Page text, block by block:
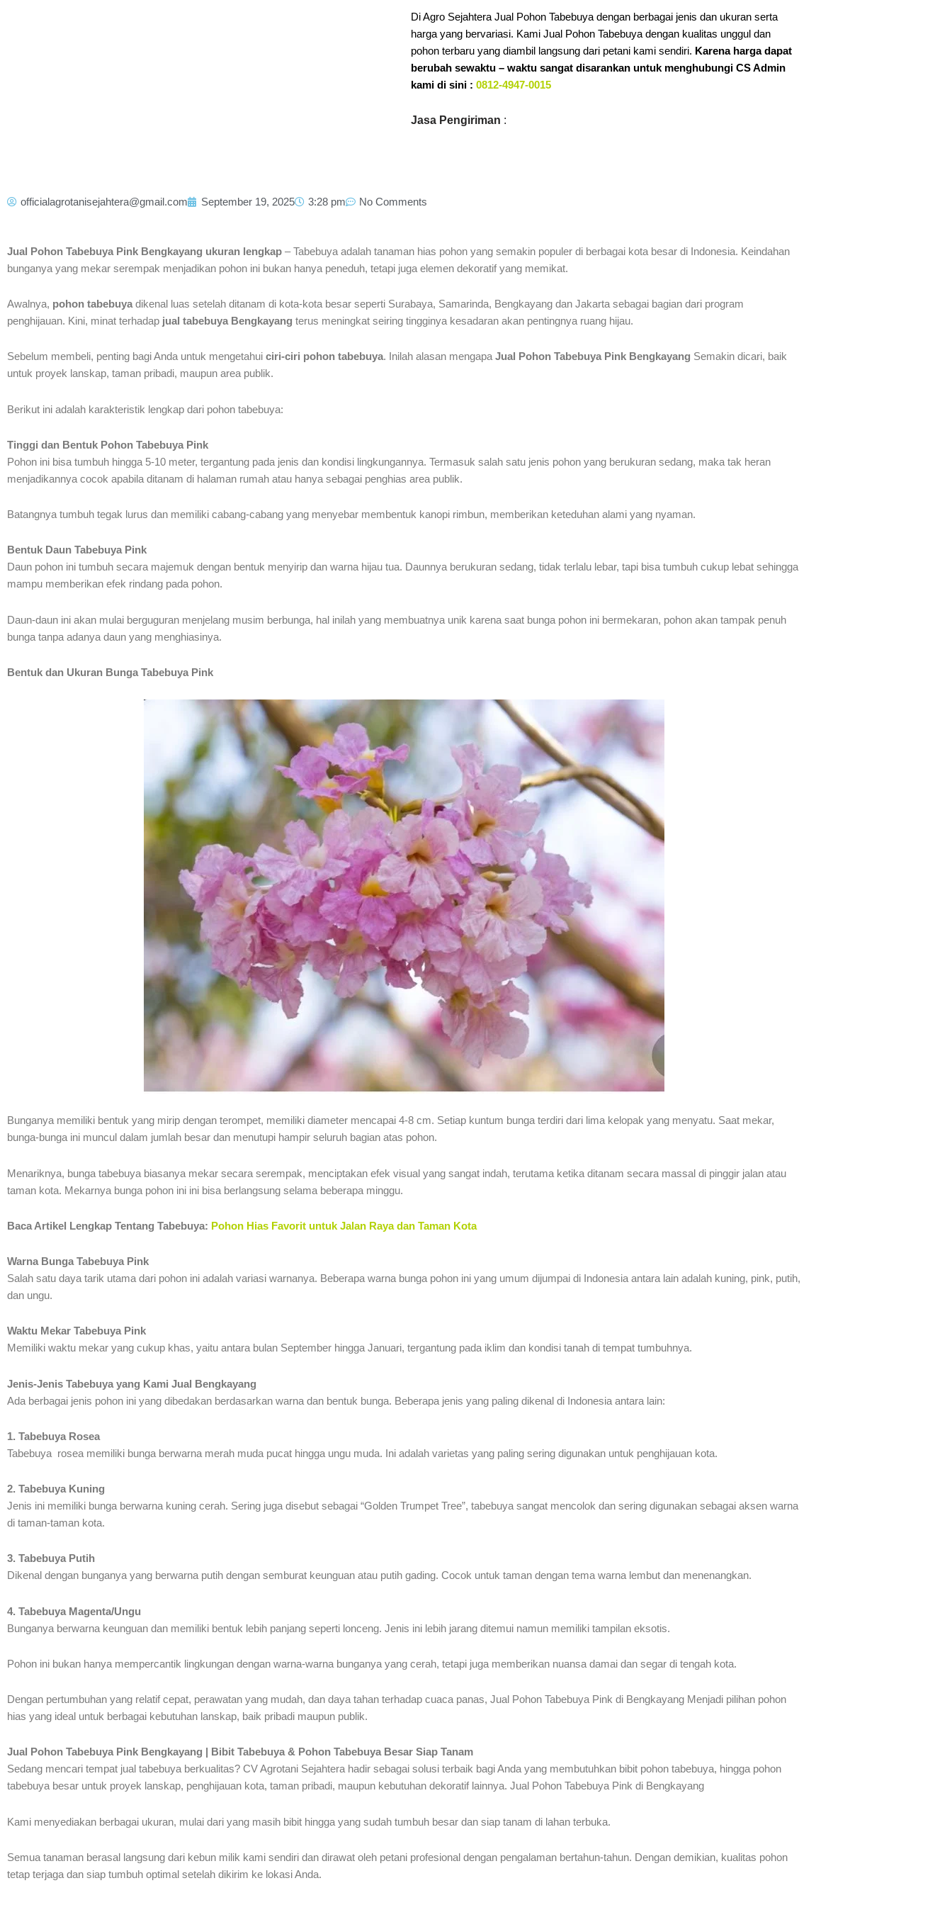
Di Agro Sejahtera Jual Pohon Tabebuya dengan berbagai jenis dan ukuran serta
harga yang bervariasi. Kami Jual Pohon Tabebuya dengan kualitas unggul dan
pohon terbaru yang diambil langsung dari petani kami sendiri. Karena harga dapat
berubah sewaktu – waktu sangat disarankan untuk menghubungi CS Admin
kami di sini : 0812-4947-0015
Jasa Pengiriman :
officialagrotanisejahtera@gmail.com September 19, 2025 3:28 pm No Comments
Jual Pohon Tabebuya Pink Bengkayang ukuran lengkap – Tabebuya adalah tanaman hias pohon yang semakin populer di berbagai kota besar di Indonesia. Keindahan
bunganya yang mekar serempak menjadikan pohon ini bukan hanya peneduh, tetapi juga elemen dekoratif yang memikat.
Awalnya, pohon tabebuya dikenal luas setelah ditanam di kota-kota besar seperti Surabaya, Samarinda, Bengkayang dan Jakarta sebagai bagian dari program
penghijauan. Kini, minat terhadap jual tabebuya Bengkayang terus meningkat seiring tingginya kesadaran akan pentingnya ruang hijau.
Sebelum membeli, penting bagi Anda untuk mengetahui ciri-ciri pohon tabebuya. Inilah alasan mengapa Jual Pohon Tabebuya Pink Bengkayang Semakin dicari, baik
untuk proyek lanskap, taman pribadi, maupun area publik.
Berikut ini adalah karakteristik lengkap dari pohon tabebuya:
Tinggi dan Bentuk Pohon Tabebuya Pink
Pohon ini bisa tumbuh hingga 5-10 meter, tergantung pada jenis dan kondisi lingkungannya. Termasuk salah satu jenis pohon yang berukuran sedang, maka tak heran
menjadikannya cocok apabila ditanam di halaman rumah atau hanya sebagai penghias area publik.
Batangnya tumbuh tegak lurus dan memiliki cabang-cabang yang menyebar membentuk kanopi rimbun, memberikan keteduhan alami yang nyaman.
Bentuk Daun Tabebuya Pink
Daun pohon ini tumbuh secara majemuk dengan bentuk menyirip dan warna hijau tua. Daunnya berukuran sedang, tidak terlalu lebar, tapi bisa tumbuh cukup lebat sehingga
mampu memberikan efek rindang pada pohon.
Daun-daun ini akan mulai berguguran menjelang musim berbunga, hal inilah yang membuatnya unik karena saat bunga pohon ini bermekaran, pohon akan tampak penuh
bunga tanpa adanya daun yang menghiasinya.
Bentuk dan Ukuran Bunga Tabebuya Pink
Bunganya memiliki bentuk yang mirip dengan terompet, memiliki diameter mencapai 4-8 cm. Setiap kuntum bunga terdiri dari lima kelopak yang menyatu. Saat mekar,
bunga-bunga ini muncul dalam jumlah besar dan menutupi hampir seluruh bagian atas pohon.
Menariknya, bunga tabebuya biasanya mekar secara serempak, menciptakan efek visual yang sangat indah, terutama ketika ditanam secara massal di pinggir jalan atau
taman kota. Mekarnya bunga pohon ini ini bisa berlangsung selama beberapa minggu.
Baca Artikel Lengkap Tentang Tabebuya: Pohon Hias Favorit untuk Jalan Raya dan Taman Kota
Warna Bunga Tabebuya Pink
Salah satu daya tarik utama dari pohon ini adalah variasi warnanya. Beberapa warna bunga pohon ini yang umum dijumpai di Indonesia antara lain adalah kuning, pink, putih,
dan ungu.
Waktu Mekar Tabebuya Pink
Memiliki waktu mekar yang cukup khas, yaitu antara bulan September hingga Januari, tergantung pada iklim dan kondisi tanah di tempat tumbuhnya.
Jenis-Jenis Tabebuya yang Kami Jual Bengkayang
Ada berbagai jenis pohon ini yang dibedakan berdasarkan warna dan bentuk bunga. Beberapa jenis yang paling dikenal di Indonesia antara lain:
1. Tabebuya Rosea
Tabebuya rosea memiliki bunga berwarna merah muda pucat hingga ungu muda. Ini adalah varietas yang paling sering digunakan untuk penghijauan kota.
2. Tabebuya Kuning
Jenis ini memiliki bunga berwarna kuning cerah. Sering juga disebut sebagai “Golden Trumpet Tree”, tabebuya sangat mencolok dan sering digunakan sebagai aksen warna
di taman-taman kota.
3. Tabebuya Putih
Dikenal dengan bunganya yang berwarna putih dengan semburat keunguan atau putih gading. Cocok untuk taman dengan tema warna lembut dan menenangkan.
4. Tabebuya Magenta/Ungu
Bunganya berwarna keunguan dan memiliki bentuk lebih panjang seperti lonceng. Jenis ini lebih jarang ditemui namun memiliki tampilan eksotis.
Pohon ini bukan hanya mempercantik lingkungan dengan warna-warna bunganya yang cerah, tetapi juga memberikan nuansa damai dan segar di tengah kota.
Dengan pertumbuhan yang relatif cepat, perawatan yang mudah, dan daya tahan terhadap cuaca panas, Jual Pohon Tabebuya Pink di Bengkayang Menjadi pilihan pohon
hias yang ideal untuk berbagai kebutuhan lanskap, baik pribadi maupun publik.
Jual Pohon Tabebuya Pink Bengkayang | Bibit Tabebuya & Pohon Tabebuya Besar Siap Tanam
Sedang mencari tempat jual tabebuya berkualitas? CV Agrotani Sejahtera hadir sebagai solusi terbaik bagi Anda yang membutuhkan bibit pohon tabebuya, hingga pohon
tabebuya besar untuk proyek lanskap, penghijauan kota, taman pribadi, maupun kebutuhan dekoratif lainnya. Jual Pohon Tabebuya Pink di Bengkayang
Kami menyediakan berbagai ukuran, mulai dari yang masih bibit hingga yang sudah tumbuh besar dan siap tanam di lahan terbuka.
Semua tanaman berasal langsung dari kebun milik kami sendiri dan dirawat oleh petani profesional dengan pengalaman bertahun-tahun. Dengan demikian, kualitas pohon
tetap terjaga dan siap tumbuh optimal setelah dikirim ke lokasi Anda.